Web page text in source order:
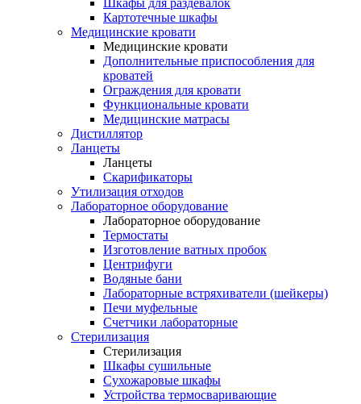
Шкафы для раздевалок
Картотечные шкафы
Медицинские кровати
Медицинские кровати
Дополнительные приспособления для
кроватей
Ограждения для кровати
Функциональные кровати
Медицинские матрасы
Дистиллятор
Ланцеты
Ланцеты
Скарификаторы
Утилизация отходов
Лабораторное оборудование
Лабораторное оборудование
Термостаты
Изготовление ватных пробок
Центрифуги
Водяные бани
Лабораторные встряхиватели (шейкеры)
Печи муфельные
Счетчики лабораторные
Стерилизация
Стерилизация
Шкафы сушильные
Сухожаровые шкафы
Устройства термосваривающие